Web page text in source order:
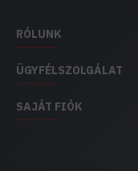
RÓLUNK
ÜGYFÉLSZOLGÁLAT
SAJÁT FIÓK